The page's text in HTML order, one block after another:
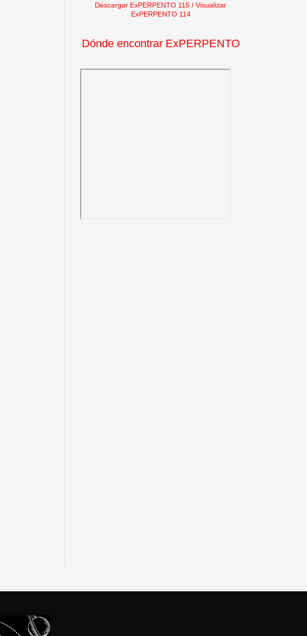
Descargar ExPERPENTO 115 / Visualizar
ExPERPENTO 114
Dónde encontrar ExPERPENTO